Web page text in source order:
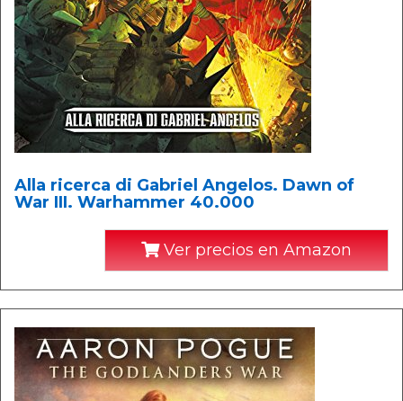
Alla ricerca di Gabriel Angelos. Dawn of
War III. Warhammer 40.000
Ver precios en Amazon